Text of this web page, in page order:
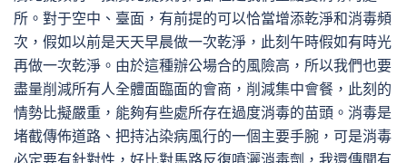
所。對于空中、臺面，有前提的可以恰當增添乾淨和消毒頻
次，假如以前是天天早晨做一次乾淨，此刻午時假如有時光
再做一次乾淨。由於這種辦公場合的風險高，所以我們也要
盡量削減所有人全體面臨面的會商，削減集中會餐，此刻的
情勢比擬嚴重，能夠有些處所存在過度消毒的苗頭。消毒是
堵截傳佈道路、把持沾染病風行的一個主要手腕，可是消毒
必定要有針對性，好比對馬路反復噴灑消毒劑，我還傳聞有